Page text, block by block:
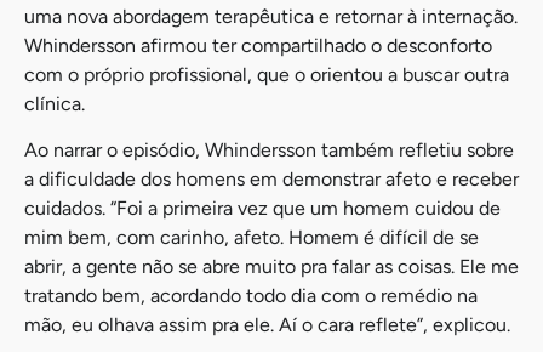
uma nova abordagem terapêutica e retornar à internação.
Whindersson afirmou ter compartilhado o desconforto
com o próprio profissional, que o orientou a buscar outra
clínica.
Ao narrar o episódio, Whindersson também refletiu sobre
a dificuldade dos homens em demonstrar afeto e receber
cuidados. “Foi a primeira vez que um homem cuidou de
mim bem, com carinho, afeto. Homem é difícil de se
abrir, a gente não se abre muito pra falar as coisas. Ele me
tratando bem, acordando todo dia com o remédio na
mão, eu olhava assim pra ele. Aí o cara reflete”, explicou.